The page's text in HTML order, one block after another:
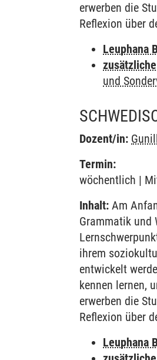
erwerben die
Reflexion über
Leuphana
und
Dozent/in:
Termin:
wöchentlich |
Inhalt: Am
Grammatik und
ihrem
entwickelt
kennen lernen,
erwerben die
Reflexion über
Leuphana